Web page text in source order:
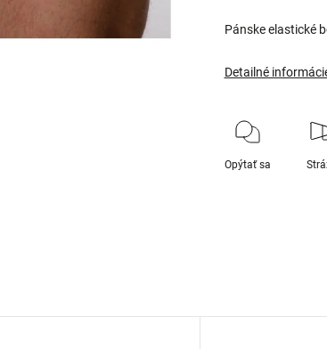
Pánske elastické
Detailné
Opýtať sa